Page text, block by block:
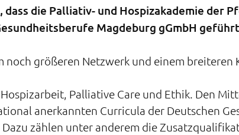
die Palliativ- und Hospizakademie der
Magdeburg gGmbH
größeren Netzwerk und einem breiteren
Palliative Care und Ethik. Den
anerkannten Curricula der Deutschen
zählen unter anderem die